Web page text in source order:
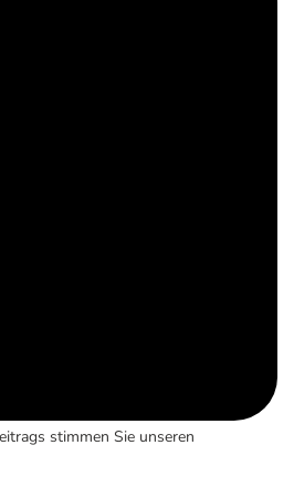
stimmen Sie unseren